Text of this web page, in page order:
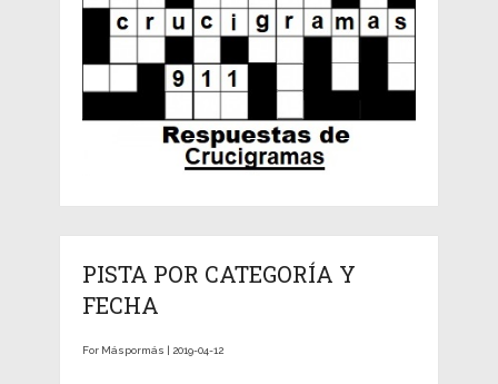
PISTA POR CATEGORÍA Y
FECHA
For Máspormás | 2019-04-12